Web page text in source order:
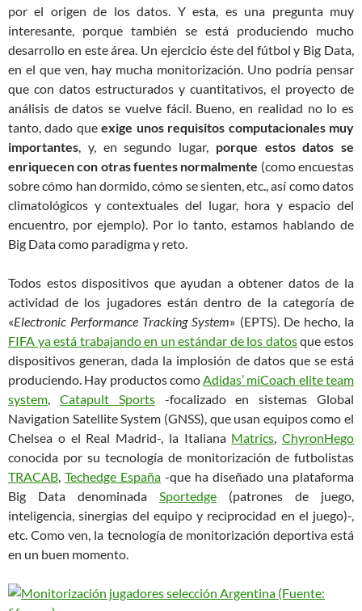
por el origen de los datos. Y esta, es una pregunta muy
interesante, porque también se está produciendo mucho
desarrollo en este área. Un ejercicio éste del fútbol y Big Data,
en el que ven, hay mucha monitorización. Uno podría pensar
que con datos estructurados y cuantitativos, el proyecto de
análisis de datos se vuelve fácil. Bueno, en realidad no lo es
tanto, dado queexige unos requisitos computacionales muy
importantes, y, en segundo lugar, porque estos datos se
enriquecen con otras fuentes normalmente (como encuestas
sobre cómo han dormido, cómo se sienten, etc., así como datos
climatológicos y contextuales del lugar, hora y espacio del
encuentro, por ejemplo). Por lo tanto, estamos hablando de
Big Data como paradigma y reto.
Todos estos dispositivos que ayudan a obtener datos de la
actividad de los jugadores están dentro de la categoría de
«Electronic Performance Tracking System» (EPTS). De hecho, la
FIFA ya está trabajando en un estándar de los datosque estos
dispositivos generan, dada la implosión de datos que se está
produciendo. Hay productos comoAdidas’ miCoach elite team
system, Catapult Sports-focalizado en sistemas Global
Navigation Satellite System (GNSS), que usan equipos como el
Chelsea o el Real Madrid-, la Italiana Matrics, ChyronHego
conocida por su tecnología de monitorización de futbolistas
TRACAB, Techedge España -que ha diseñado una plataforma
Big Data denominada Sportedge (patrones de juego,
inteligencia, sinergias del equipo y reciprocidad en el juego)-,
etc. Como ven, la tecnología de monitorización deportiva está
en un buen momento.